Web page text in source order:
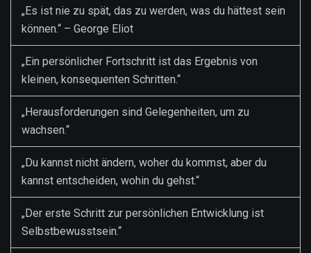
„Es ist nie zu spät, das zu werden, was du hättest sein
können.“ – George Eliot
„Ein persönlicher Fortschritt ist das Ergebnis von
kleinen, konsequenten Schritten.“
„Herausforderungen sind Gelegenheiten, um zu
wachsen.“
„Du kannst nicht ändern, woher du kommst, aber du
kannst entscheiden, wohin du gehst.“
„Der erste Schritt zur persönlichen Entwicklung ist
Selbstbewusstsein.“